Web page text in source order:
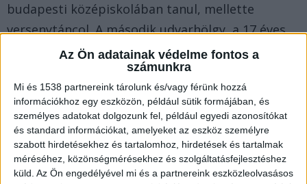
Az Ön adatainak védelme fontos a
számunkra
Mi és 1538 partnereink tárolunk és/vagy férünk hozzá
információkhoz egy eszközön, például sütik formájában, és
személyes adatokat dolgozunk fel, például egyedi azonosítókat
és standard információkat, amelyeket az eszköz személyre
szabott hirdetésekhez és tartalomhoz, hirdetések és tartalmak
méréséhez, közönségmérésekhez és szolgáltatásfejlesztéshez
küld. Az Ön engedélyével mi és a partnereink eszközleolvasásos
budapesti középiskolában tanul, mellette
versenytáncol. A második udvarhölgy, a 17 éves
békéscsabai Csenke Anna Londonban jár
középiskolába és orvosnak készül,
versenyszerűen teniszezik.A Balatonkörnyéke.hu
legfrissebb híreit ide kattintva éred el.
Ha három győztes